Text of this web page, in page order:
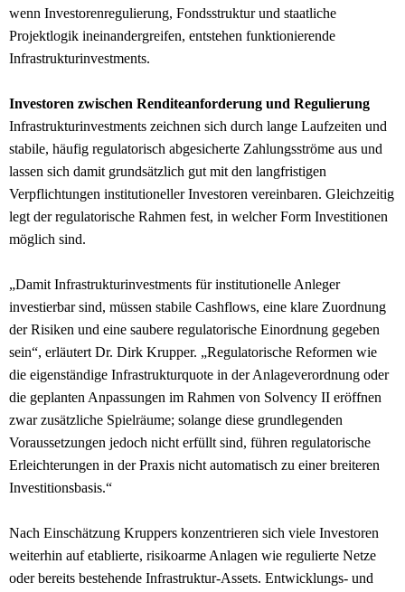
wenn Investorenregulierung, Fondsstruktur und staatliche
Projektlogik ineinandergreifen, entstehen funktionierende
Infrastrukturinvestments.
Investoren zwischen Renditeanforderung und Regulierung
Infrastrukturinvestments zeichnen sich durch lange Laufzeiten und
stabile, häufig regulatorisch abgesicherte Zahlungsströme aus und
lassen sich damit grundsätzlich gut mit den langfristigen
Verpflichtungen institutioneller Investoren vereinbaren. Gleichzeitig
legt der regulatorische Rahmen fest, in welcher Form Investitionen
möglich sind.
„Damit Infrastrukturinvestments für institutionelle Anleger
investierbar sind, müssen stabile Cashflows, eine klare Zuordnung
der Risiken und eine saubere regulatorische Einordnung gegeben
sein“, erläutert Dr. Dirk Krupper. „Regulatorische Reformen wie
die eigenständige Infrastrukturquote in der Anlageverordnung oder
die geplanten Anpassungen im Rahmen von Solvency II eröffnen
zwar zusätzliche Spielräume; solange diese grundlegenden
Voraussetzungen jedoch nicht erfüllt sind, führen regulatorische
Erleichterungen in der Praxis nicht automatisch zu einer breiteren
Investitionsbasis.“
Nach Einschätzung Kruppers konzentrieren sich viele Investoren
weiterhin auf etablierte, risikoarme Anlagen wie regulierte Netze
oder bereits bestehende Infrastruktur-Assets. Entwicklungs- und